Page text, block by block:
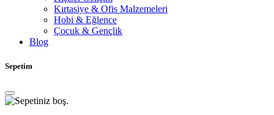
Kırtasiye & Ofis Malzemeleri
Hobi & Eğlence
Çocuk & Gençlik
Blog
Sepetim